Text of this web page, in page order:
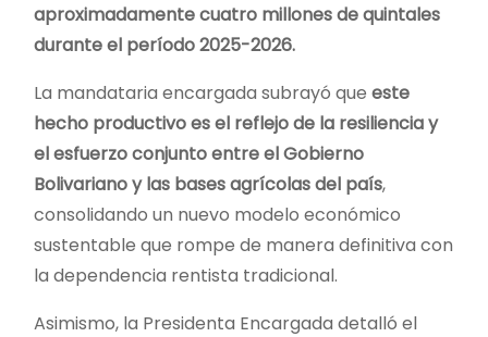
aproximadamente cuatro millones de quintales
durante el período 2025-2026.
La mandataria encargada subrayó que este
hecho productivo es el reflejo de la resiliencia y
el esfuerzo conjunto entre el Gobierno
Bolivariano y las bases agrícolas del país,
consolidando un nuevo modelo económico
sustentable que rompe de manera definitiva con
la dependencia rentista tradicional.
Asimismo, la Presidenta Encargada detalló el